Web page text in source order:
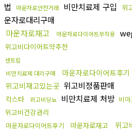
법
마운자로안전거래 비만치료제 구입 위
운자로대리구매
마운자로재고
마운자로다이어트부작용
위고비다이어트약추천
센트립
비만치료제 대리구매
마운자로다이어트후기
위고비재고있는곳 위고비정품판매
칵스타 위고비당뇨 비만치료제 처방 비
위고비건강관리
마운자로다이어트후기 마운자로재고 위고